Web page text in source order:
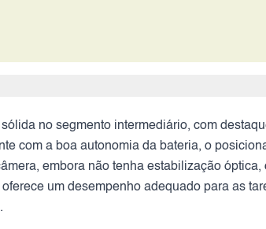
no segmento intermediário, com
com a boa autonomia da bateria, o
embora não tenha estabilização
um desempenho adequado para as